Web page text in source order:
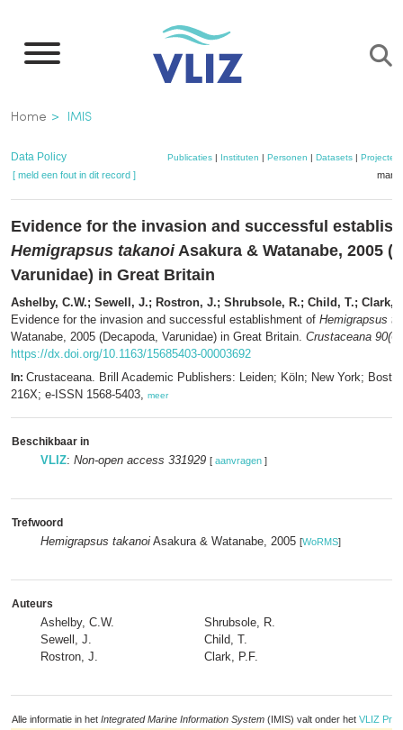
naar
inhoud
gaan
Kruimelpad
Home IMIS
Data Policy Publicaties| Instituten | Personen | Datasets| Projecten
[ meld een fout in dit record ]
Evidence for the invasion and successful
Hemigrapsus takanoiAsakura & Watanabe, 2005
Varunidae) in Great Britain
Ashelby, C.W.; Sewell, J.; Rostron, J.; Shrubsole, R.; Child, T.; Clark,
Evidence for the invasion and successful establishment of Hemigrapsus
Watanabe, 2005 (Decapoda, Varunidae) in Great Britain. Crustaceana 90(6)
https://dx.doi.org/10.1163/15685403-00003692
In: Crustaceana. Brill Academic Publishers: Leiden; Köln; New York;
216X; e-ISSN 1568-5403, meer
Beschikbaar in
VLIZ: Non-open access 331929 [ aanvragen ]
Trefwoord
Hemigrapsus takanoi Asakura & Watanabe, 2005 [WoRMS]
Auteurs
Ashelby, C.W.
Sewell, J.
Rostron, J.
Shrubsole, R.
Child, T.
Clark, P.F.
Alle informatie in het Integrated Marine Information System (IMIS) valt onder het VLIZ